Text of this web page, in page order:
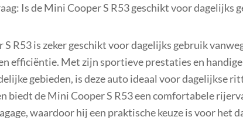
Is de Mini Cooper S R53 geschikt voor dagelijks
S R53 is zeker geschikt voor dagelijks gebruik
efficiëntie. Met zijn sportieve prestaties en
gebieden, is deze auto ideaal voor dagelijkse
biedt de Mini Cooper S R53 een comfortabele
waardoor hij een praktische keuze is voor het